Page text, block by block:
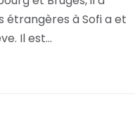
étrangères à Sofi a et
Il est…